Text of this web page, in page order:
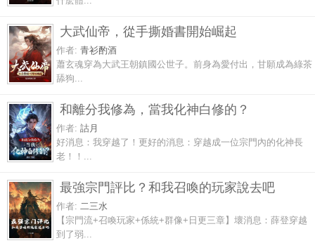
大武仙帝，從手撕婚書開始崛起
作者: 青衫酌酒
蕭玄魂穿為大武王朝鎮國公世子。前身為愛付出，甘願成為綠茶
舔狗...
和離分我修為，當我化神白修的？
作者: 詁月
好消息：我穿越了！更好的消息：穿越成一位宗門內的化神長
老！！...
最強宗門評比？和我召喚的玩家說去吧
作者: 二三水
【宗門流+召喚玩家+係統+群像+日更三章】壞消息：薛登穿越
到了弱...